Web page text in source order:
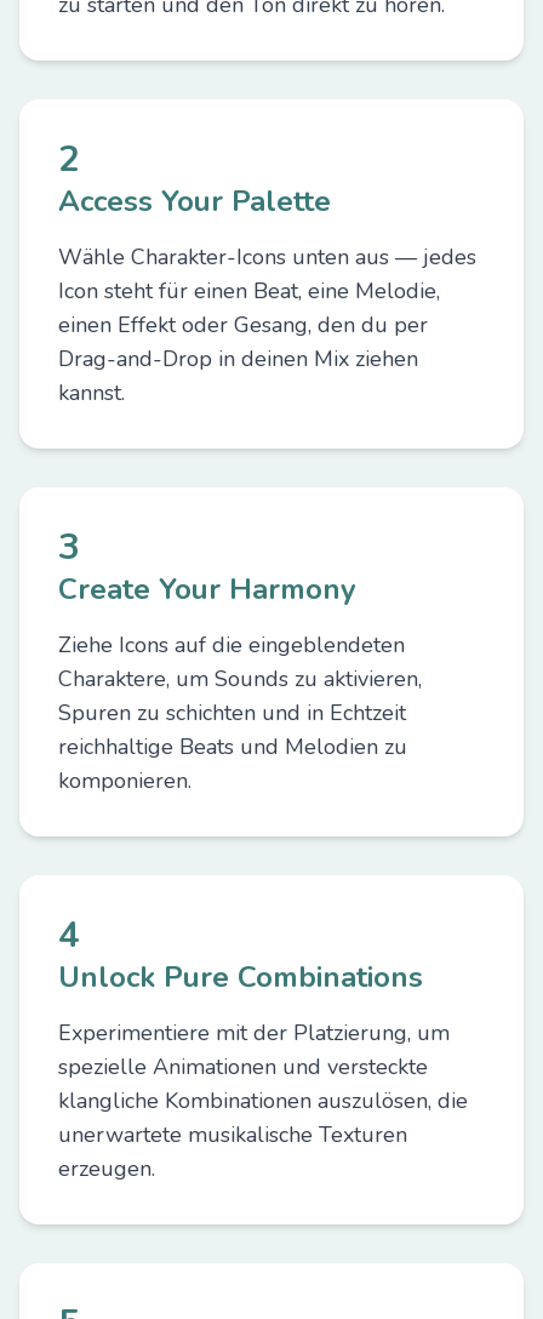
2
Access Your Palette
Wähle Charakter-Icons unten aus — jedes
Icon steht für einen Beat, eine Melodie,
einen Effekt oder Gesang, den du per
Drag-and-Drop in deinen Mix ziehen
kannst.
3
Create Your Harmony
Ziehe Icons auf die eingeblendeten
Charaktere, um Sounds zu aktivieren,
Spuren zu schichten und in Echtzeit
reichhaltige Beats und Melodien zu
komponieren.
4
Unlock Pure Combinations
Experimentiere mit der Platzierung, um
spezielle Animationen und versteckte
klangliche Kombinationen auszulösen, die
unerwartete musikalische Texturen
erzeugen.